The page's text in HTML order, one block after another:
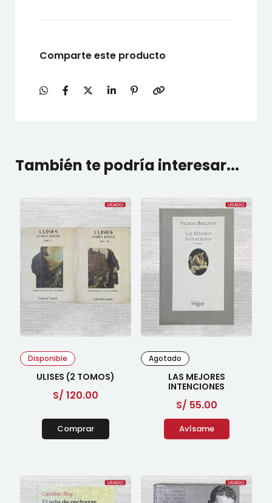
Comparte este producto
También te podría interesar...
Disponible
ULISES (2 TOMOS)
S/ 120.00
Comprar
Agotado
LAS MEJORES
INTENCIONES
S/ 55.00
Avísame